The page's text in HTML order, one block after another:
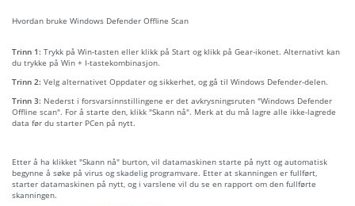
Hvordan bruke Windows Defender Offline Scan
Trinn 1: Trykk på Win-tasten eller klikk på Start og klikk på Gear-ikonet. Alternativt kan
du trykke på Win + I-tastekombinasjon.
Trinn 2: Velg alternativet Oppdater og sikkerhet, og gå til Windows Defender-delen.
Trinn 3: Nederst i forsvarsinnstillingene er det avkrysningsruten "Windows Defender
Offline scan". For å starte den, klikk "Skann nå". Merk at du må lagre alle ikke-lagrede
data før du starter PCen på nytt.
Etter å ha klikket "Skann nå" burton, vil datamaskinen starte på nytt og automatisk
begynne å søke på virus og skadelig programvare. Etter at skanningen er fullført,
starter datamaskinen på nytt, og i varslene vil du se en rapport om den fullførte
skanningen.